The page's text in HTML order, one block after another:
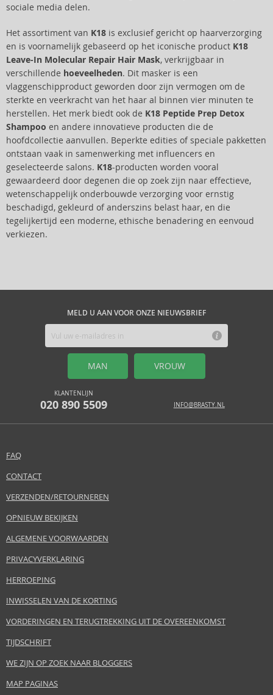
sociale media delen.
Het assortiment van K18 is exclusief gericht op haarverzorging
en is voornamelijk gebaseerd op het iconische product K18
Leave-In Molecular Repair Hair Mask, verkrijgbaar in
verschillende hoeveelheden. Dit masker is een
vlaggenschipproduct geworden door zijn vermogen om de
sterkte en veerkracht van het haar al binnen vier minuten te
herstellen. Het merk biedt ook de K18 Peptide Prep Detox
Shampoo en andere innovatieve producten die de
hoofdcollectie aanvullen. Beperkte edities of speciale pakketten
ontstaan vaak in samenwerking met influencers en
geselecteerde salons. K18-producten worden vooral
gewaardeerd door degenen die op zoek zijn naar effectieve,
wetenschappelijk onderbouwde verzorging voor ernstig
beschadigd, gekleurd of anderszins belast haar, en die
tegelijkertijd een moderne, ethische benadering en eenvoud
verkiezen.
MELD U AAN VOOR ONZE NIEUWSBRIEF
MAN VROUW
KLANTENLIJN
020 890 5509 INFO@BRASTY.NL
FAQ
CONTACT
VERZENDEN/RETOURNEREN
OPNIEUW BEKIJKEN
ALGEMENE VOORWAARDEN
PRIVACYVERKLARING
HERROEPING
INWISSELEN VAN DE KORTING
VORDERINGEN EN TERUGTREKKING UIT DE OVEREENKOMST
TIJDSCHRIFT
WE ZIJN OP ZOEK NAAR BLOGGERS
MAP PAGINAS